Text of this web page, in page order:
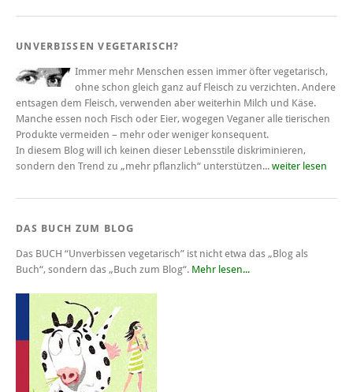
UNVERBISSEN VEGETARISCH?
Immer mehr Menschen essen immer öfter vegetarisch,
ohne schon gleich ganz auf Fleisch zu verzichten. Andere
entsagen dem Fleisch, verwenden aber weiterhin Milch und Käse.
Manche essen noch Fisch oder Eier, wogegen Veganer alle tierischen
Produkte vermeiden – mehr oder weniger konsequent.
In diesem Blog will ich keinen dieser Lebensstile diskriminieren,
sondern den Trend zu „mehr pflanzlich“ unterstützen... weiter lesen
DAS BUCH ZUM BLOG
Das BUCH “Unverbissen vegetarisch” ist nicht etwa das „Blog als
Buch“, sondern das „Buch zum Blog“. Mehr lesen...